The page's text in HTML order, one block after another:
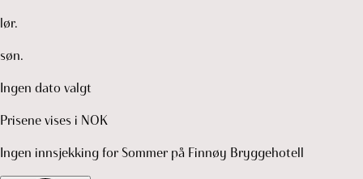
lør.
søn.
Ingen dato valgt
Prisene vises i NOK
Ingen innsjekking for Sommer på Finnøy Bryggehotell